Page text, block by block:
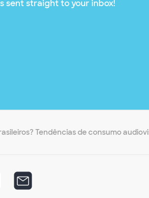
sent straight to your inbox!
Tendências de consumo